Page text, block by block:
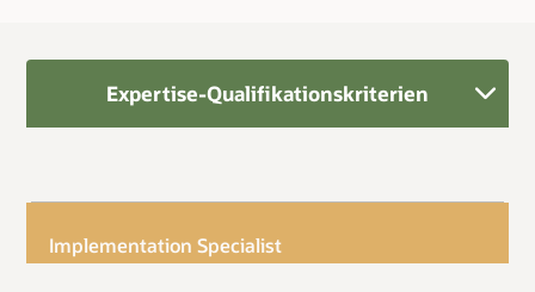
Expertise-Qualifikationskriterien
Implementation Specialist